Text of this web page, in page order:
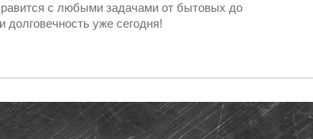
с любыми задачами от бытовых до
уже сегодня!